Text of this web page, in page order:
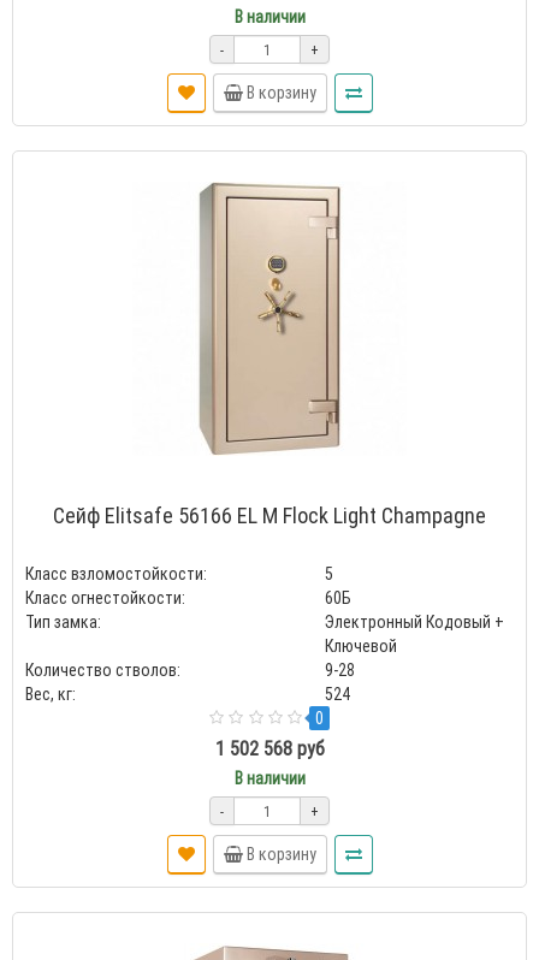
В наличии
- +
В корзину
Сейф Elitsafe 56166 EL M Flock Light Champagne
Класс взломостойкости:
5
Класс огнестойкости:
60Б
Тип замка:
Электронный Кодовый +
Ключевой
Количество стволов:
9-28
Вес, кг:
524
0
1 502 568 руб
В наличии
- +
В корзину